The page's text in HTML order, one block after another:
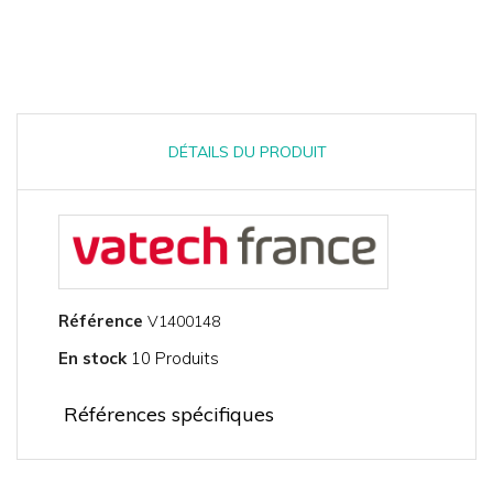
DÉTAILS DU PRODUIT
Référence V1400148
En stock 10 Produits
Références spécifiques